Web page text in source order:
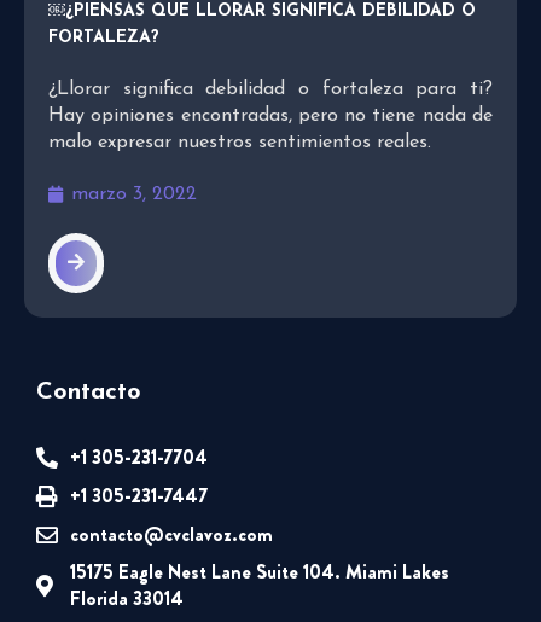
￼¿PIENSAS QUE LLORAR SIGNIFICA DEBILIDAD O
FORTALEZA?
¿Llorar significa debilidad o fortaleza para ti?
Hay opiniones encontradas, pero no tiene nada de
malo expresar nuestros sentimientos reales.
marzo 3, 2022
Contacto
+1 305-231-7704
+1 305-231-7447
contacto@cvclavoz.com
15175 Eagle Nest Lane Suite 104. Miami Lakes
Florida 33014